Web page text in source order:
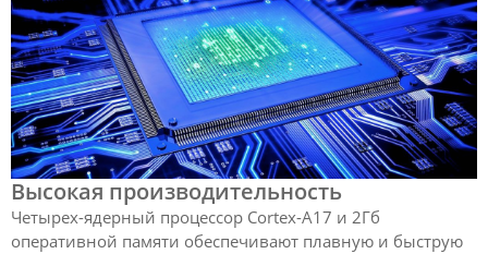
Высокая производительность
Четырех-ядерный процессор Cortex-A17 и 2Гб
оперативной памяти обеспечивают плавную и быструю